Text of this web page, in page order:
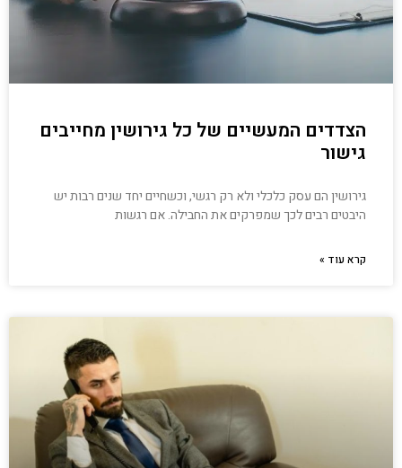
הצדדים המעשיים של כל גירושין מחייבים
גישור
גירושין הם עסק כלכלי ולא רק רגשי, וכשחיים יחד שנים רבות יש
היבטים רבים לכך שמפרקים את החבילה. אם רגשות
קרא עוד »